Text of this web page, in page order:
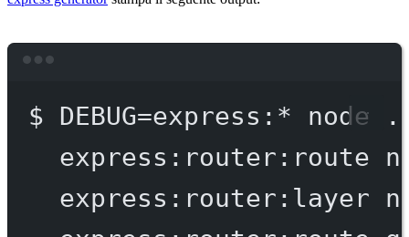
$ DEBUG=express: * node
express:router:route
express:router:layer